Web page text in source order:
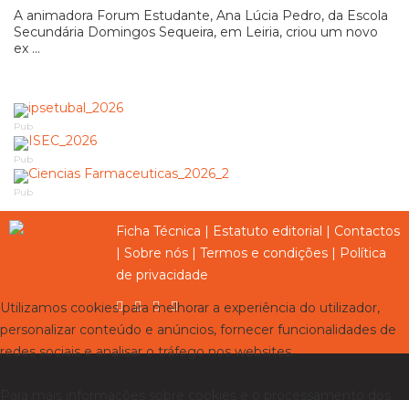
A animadora Forum Estudante, Ana Lúcia Pedro, da Escola
Secundária Domingos Sequeira, em Leiria, criou um novo
ex ...
Pub
Pub
Pub
Ficha Técnica | Estatuto editorial | Contactos
| Sobre nós | Termos e condições | Política
de privacidade
Utilizamos cookies para melhorar a experiência do utilizador,
personalizar conteúdo e anúncios, fornecer funcionalidades de
redes sociais e analisar o tráfego nos websites.